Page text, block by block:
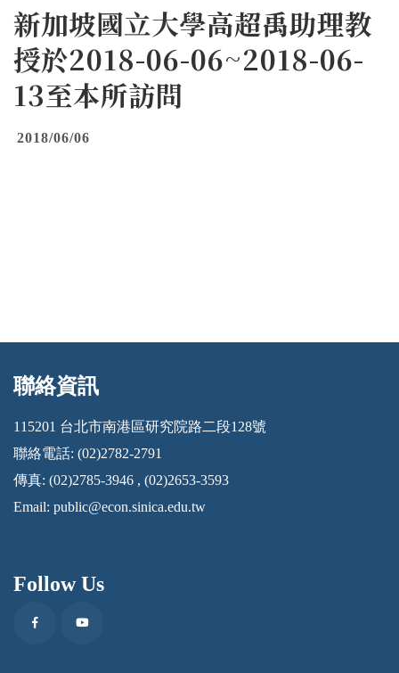
新加坡國立大學高超禹助理教
授於2018-06-06~2018-06-
13至本所訪問
2018/06/06
:::
聯絡資訊
115201 台北市南港區研究院路二段128號
聯絡電話: (02)2782-2791
傳真: (02)2785-3946 , (02)2653-3593
Email: public@econ.sinica.edu.tw
Follow Us
FacebookYoutube